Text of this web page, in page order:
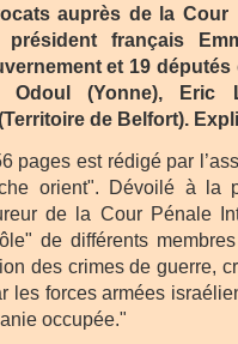
auprès de la Cour
français
et 19
Odoul (Yonne), Eric
de Belfort).
pages est rédigé par
orient". Dévoilé à la
de la Cour Pénale
de différents
des crimes de guerre,
les forces armées
occupée."